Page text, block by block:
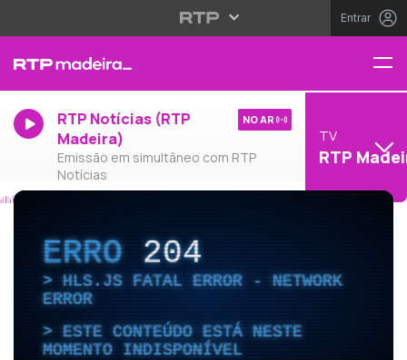
Entrar
RTP Notícias (RTP
Madeira)
Emissão em simultâneo com RTP
Notícias
NO AR
TV
RTP
ERRO204
HLS.JS FATAL ERROR - NETWORK
ERROR
ESTE CONTEÚDO ESTÁ NESTE
MOMENTO INDISPONÍVEL